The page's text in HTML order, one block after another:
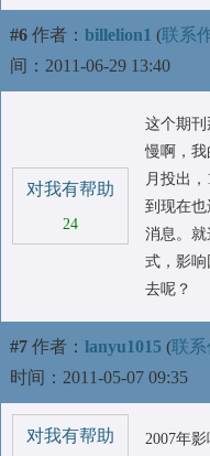
#6 作者： billelion1 (联系
间：2011-06-29 13:40
对我有帮助
24
这个期刊
慢啊，
月投出，
到现在也
消息。
式，影响
去呢？
#7 作者： lanyu1015 (联系
时间：2011-05-07 09:35
对我有帮助
2007年